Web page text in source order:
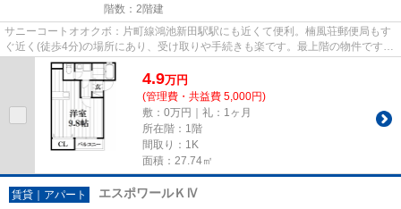
階数：2階建
サニーコートオオクボ：片町線鴻池新田駅駅にも近くて便利。楠風荘郵便局もす
ぐ近く(徒歩4分)の場所にあり、受け取りや手続きも楽です。最上階の物件です。
最寄りの駅まで徒歩15分の物...
4.9万円
(管理費・共益費 5,000円)
敷：0万円｜礼：1ヶ月
所在階：1階
間取り：1K
面積：27.74㎡
賃貸｜アパート エスポワールＫⅣ